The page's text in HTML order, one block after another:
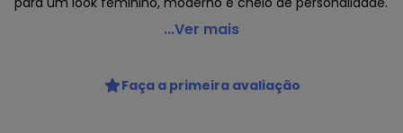
Doce Tom - Saia Longa Preta Elegante Feminina Preto
Fornecedor: DORI MODAS EIRELI / CNPJ 33.883.157/0001-61
...Ver mais
Faça a primeira avaliação